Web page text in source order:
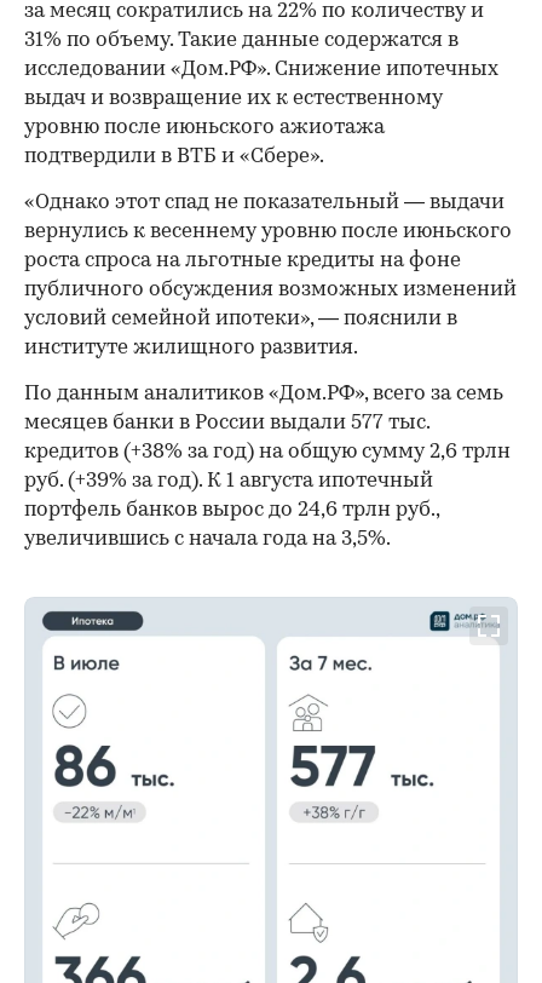
за месяц сократились на 22% по количеству и
31% по объему. Такие данные содержатся в
исследовании «Дом.РФ». Снижение ипотечных
выдач и возвращение их к естественному
уровню после июньского ажиотажа
подтвердили в ВТБ и «Сбере».
«Однако этот спад не показательный — выдачи
вернулись к весеннему уровню после июньского
роста спроса на льготные кредиты на фоне
публичного обсуждения возможных изменений
условий семейной ипотеки», — пояснили в
институте жилищного развития.
По данным аналитиков «Дом.РФ», всего за семь
месяцев банки в России выдали 577 тыс.
кредитов (+38% за год) на общую сумму 2,6 трлн
руб. (+39% за год). К 1 августа ипотечный
портфель банков вырос до 24,6 трлн руб.,
увеличившись с начала года на 3,5%.